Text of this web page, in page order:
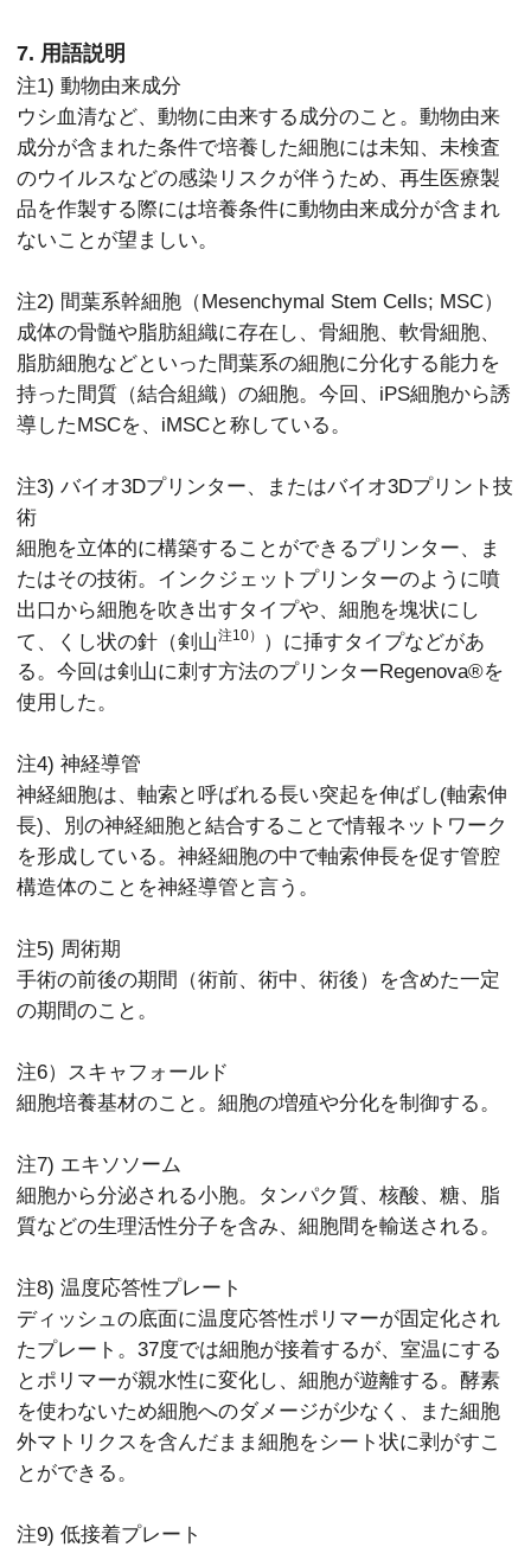
7. 用語説明
注1) 動物由来成分
ウシ血清など、動物に由来する成分のこと。動物由来
成分が含まれた条件で培養した細胞には未知、未検査
のウイルスなどの感染リスクが伴うため、再生医療製
品を作製する際には培養条件に動物由来成分が含まれ
ないことが望ましい。
注2) 間葉系幹細胞（Mesenchymal Stem Cells; MSC）
成体の骨髄や脂肪組織に存在し、骨細胞、軟骨細胞、
脂肪細胞などといった間葉系の細胞に分化する能力を
持った間質（結合組織）の細胞。今回、iPS細胞から誘
導したMSCを、iMSCと称している。
注3) バイオ3Dプリンター、またはバイオ3Dプリント技
術
細胞を立体的に構築することができるプリンター、ま
たはその技術。インクジェットプリンターのように噴
出口から細胞を吹き出すタイプや、細胞を塊状にし
て、くし状の針（剣山注10）
）に挿すタイプなどがあ
る。今回は剣山に刺す方法のプリンターRegenova®︎を
使用した。
注4) 神経導管
神経細胞は、軸索と呼ばれる長い突起を伸ばし(軸索伸
長)、別の神経細胞と結合することで情報ネットワーク
を形成している。神経細胞の中で軸索伸長を促す管腔
構造体のことを神経導管と言う。
注5) 周術期
手術の前後の期間（術前、術中、術後）を含めた一定
の期間のこと。
注6）スキャフォールド
細胞培養基材のこと。細胞の増殖や分化を制御する。
注7) エキソソーム
細胞から分泌される小胞。タンパク質、核酸、糖、脂
質などの生理活性分子を含み、細胞間を輸送される。
注8) 温度応答性プレート
ディッシュの底面に温度応答性ポリマーが固定化され
たプレート。37度では細胞が接着するが、室温にする
とポリマーが親水性に変化し、細胞が遊離する。酵素
を使わないため細胞へのダメージが少なく、また細胞
外マトリクスを含んだまま細胞をシート状に剥がすこ
とができる。
注9) 低接着プレート